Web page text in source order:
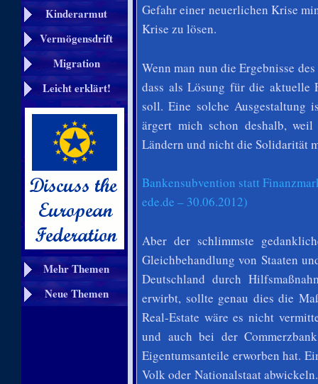
Kinderarmut
Vermögensdrift
Migration
Leicht erklärt!
Mehr Themen
Neue Themen
Gefahr einer neuerlichen Krise
Krise zu lösen.
Wenn man nun die Ergebnisse
dass als Lösung für die aktuelle
soll. Eine solche Ausgestaltung
ärgert mich schon deshalb,
Ländern und nicht die Solidarität
Bankensubvention statt
ede.de – 30.06.2012)
Aber der schlimmste
Gleichbehandlung von Staaten
Deutschland durch
erwirbt, sollte genau dies die
Real-Estate wäre es nicht
und auch bei der
Eigentumsanteile erworben hat.
Volk oder Nationalstaat